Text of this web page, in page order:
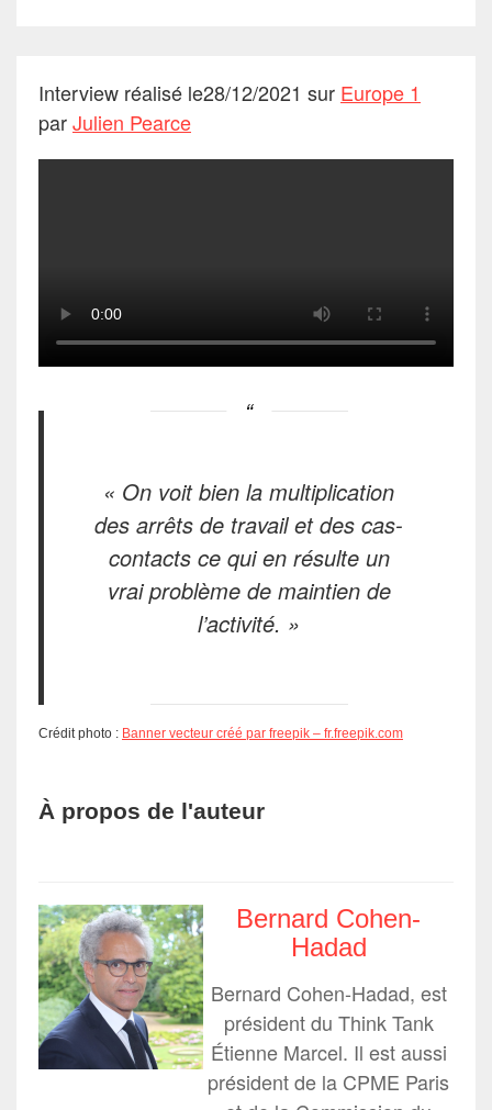
Interview réalisé le28/12/2021 sur Europe 1
parJulien Pearce
« On voit bien la multiplication
des arrêts de travail et des cas-
contacts ce qui en résulte un
vrai problème de maintien de
l’activité. »
Crédit photo : Banner vecteur créé par freepik – fr.freepik.com
À propos de l'auteur
Bernard Cohen-
Hadad
Bernard Cohen-Hadad, est
président du Think Tank
Étienne Marcel. Il est aussi
président de la CPME Paris